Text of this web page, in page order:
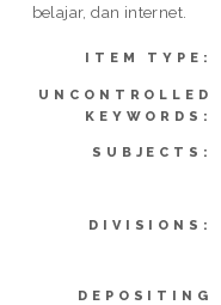
belajar, dan internet.
ITEM TYPE:
UNCONTROLLED
KEYWORDS:
SUBJECTS:
DIVISIONS:
DEPOSITING